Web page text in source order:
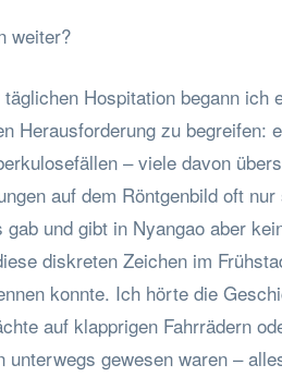
weiter?
Hospitation begann ich
Herausforderung zu begreifen:
– viele davon
auf dem Röntgenbild oft
und gibt in Nyangao aber
diskreten Zeichen im
konnte. Ich hörte die
auf klapprigen Fahrrädern
unterwegs gewesen waren –